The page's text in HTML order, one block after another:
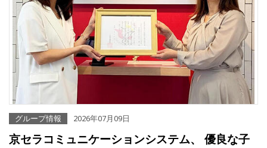
グループ情報 2026年07月09日
京セラコミュニケーションシステム、 優良な子